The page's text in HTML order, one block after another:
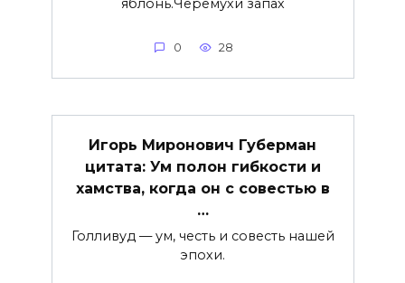
яблонь.Черёмухи запах
0 28
Игорь Миронович Губерман
цитата: Ум полон гибкости и
хамства, когда он с совестью в
…
Голливуд — ум, честь и совесть нашей
эпохи.